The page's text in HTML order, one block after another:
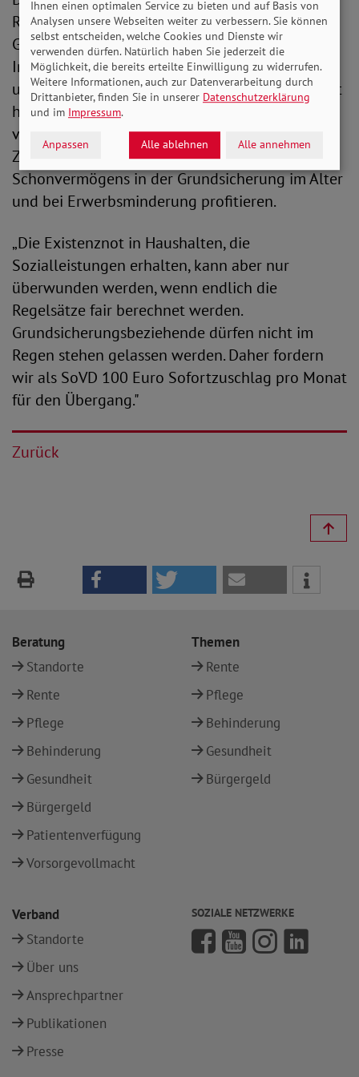
Referentenentwurf zum Bürgergeld endlich die
Grundsicherung verbessert werden soll.
Insgesamt setzt der Entwurf viele Forderungen
um, die wir immer wieder an die Politik gerichtet
haben. So würden ältere Menschen vor allem
von der geplanten Abschaffung der
Zwangsverrentung und der Anhebung des
Schonvermögens in der Grundsicherung im Alter
und bei Erwerbsminderung profitieren.
„Die Existenznot in Haushalten, die
Sozialleistungen erhalten, kann aber nur
überwunden werden, wenn endlich die
Regelsätze fair berechnet werden.
Grundsicherungsbeziehende dürfen nicht im
Regen stehen gelassen werden. Daher fordern
wir als SoVD 100 Euro Sofortzuschlag pro Monat
für den Übergang."
Zurück
Beratung
Standorte
Rente
Pflege
Behinderung
Gesundheit
Bürgergeld
Patientenverfügung
Vorsorgevollmacht
Themen
Rente
Pflege
Behinderung
Gesundheit
Bürgergeld
Verband
Standorte
Über uns
Ansprechpartner
Publikationen
Presse
SOZIALE NETZWERKE
Ihnen einen optimalen Service zu bieten und auf Basis von
Analysen unsere Webseiten weiter zu verbessern. Sie können
selbst entscheiden, welche Cookies und Dienste wir
verwenden dürfen. Natürlich haben Sie jederzeit die
Möglichkeit, die bereits erteilte Einwilligung zu widerrufen.
Weitere Informationen, auch zur Datenverarbeitung durch
Drittanbieter, finden Sie in unserer Datenschutzerklärung
und im Impressum.
Anpassen Alle ablehnen Alle annehmen